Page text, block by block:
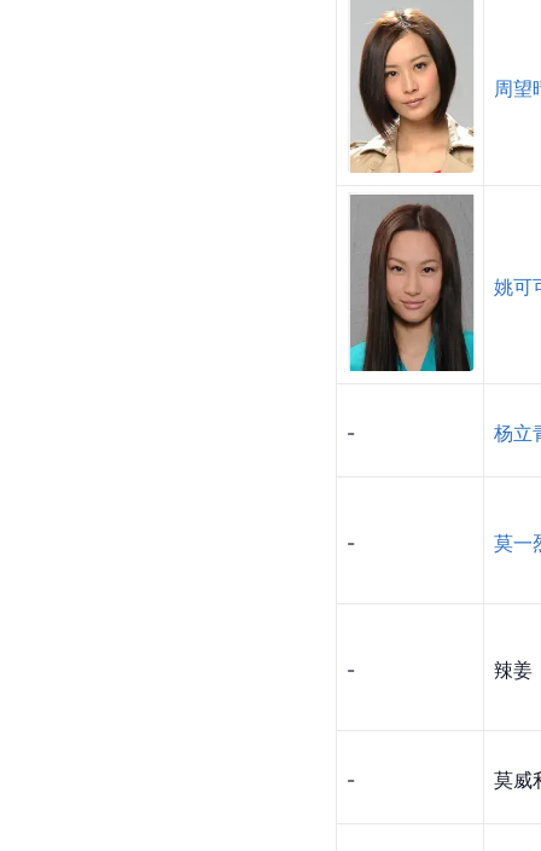
周望
姚可
- 杨立
- 莫一
- 辣姜
- 莫威